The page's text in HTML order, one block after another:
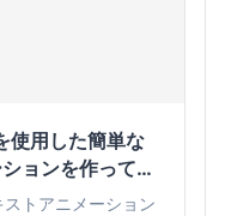
用した簡単な
ョンを作ってみ
トアニメーション